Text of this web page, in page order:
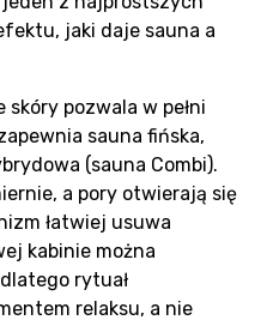
jaki daje sauna a
pozwala w pełni
sauna fińska,
(sauna Combi).
a pory otwierają się
łatwiej usuwa
kabinie można
rytuał
relaksu, a nie